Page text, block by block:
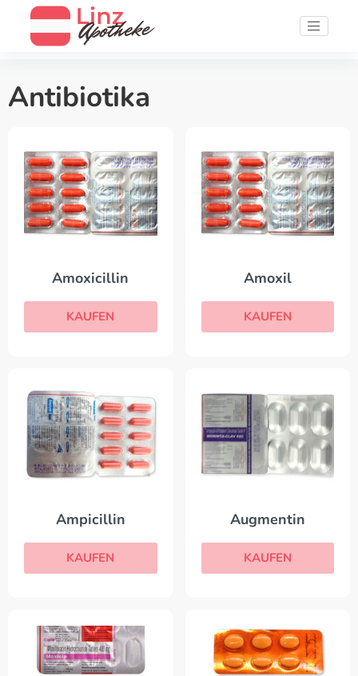
Antibiotika
Amoxicillin
KAUFEN
Amoxil
KAUFEN
Ampicillin
KAUFEN
Augmentin
KAUFEN